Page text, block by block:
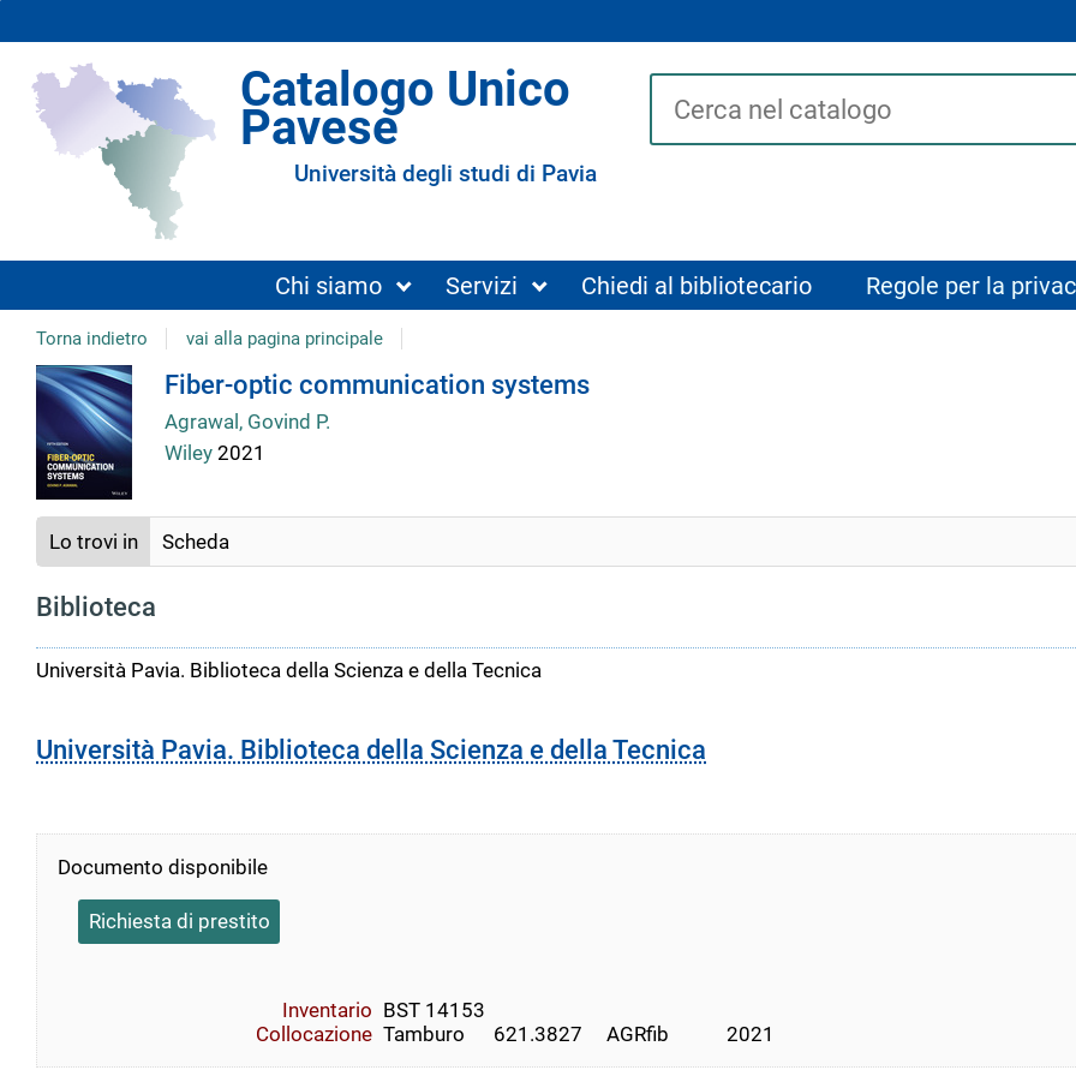
Catalogo Unico
Pavese
Università degli studi di Pavia
Cerca su "Catalogo"
Chi siamo Servizi Chiedi al bibliotecario Regole per la
Torna indietro vai alla pagina principale
Dettaglio
del
documento
Fiber-optic communication systems
Agrawal, Govind P.
Wiley 2021
Lo trovi in Scheda
Biblioteca
Università Pavia. Biblioteca della Scienza e della Tecnica
Università Pavia. Biblioteca della Scienza e della Tecnica
Documento disponibile
Richiesta di prestito
Inventario BST 14153
Collocazione Tamburo      621.3827     AGRfib            2021